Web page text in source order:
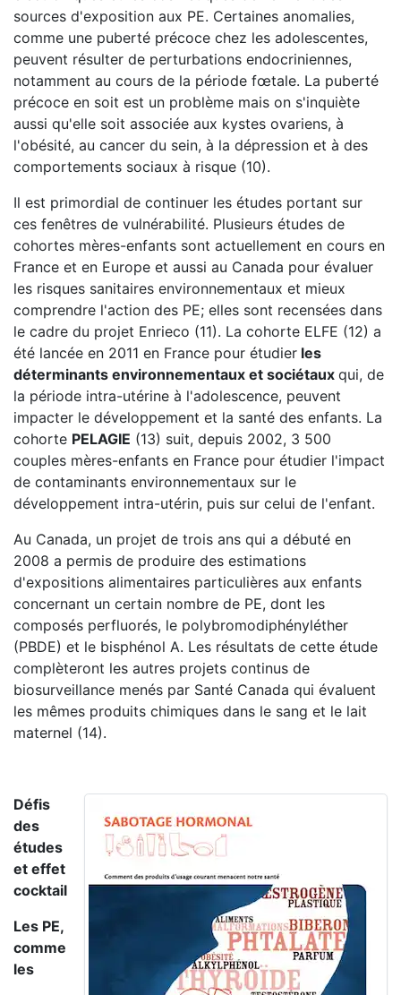
sources d'exposition aux PE. Certaines anomalies,
comme une puberté précoce chez les adolescentes,
peuvent résulter de perturbations endocriniennes,
notamment au cours de la période fœtale. La puberté
précoce en soit est un problème mais on s'inquiète
aussi qu'elle soit associée aux kystes ovariens, à
l'obésité, au cancer du sein, à la dépression et à des
comportements sociaux à risque (10).
Il est primordial de continuer les études portant sur
ces fenêtres de vulnérabilité. Plusieurs études de
cohortes mères-enfants sont actuellement en cours en
France et en Europe et aussi au Canada pour évaluer
les risques sanitaires environnementaux et mieux
comprendre l'action des PE; elles sont recensées dans
le cadre du projet Enrieco (11). La cohorte ELFE (12) a
été lancée en 2011 en France pour étudier les
déterminants environnementaux et sociétaux qui, de
la période intra-utérine à l'adolescence, peuvent
impacter le développement et la santé des enfants. La
cohorte PELAGIE (13) suit, depuis 2002, 3 500
couples mères-enfants en France pour étudier l'impact
de contaminants environnementaux sur le
développement intra-utérin, puis sur celui de l'enfant.
Au Canada, un projet de trois ans qui a débuté en
2008 a permis de produire des estimations
d'expositions alimentaires particulières aux enfants
concernant un certain nombre de PE, dont les
composés perfluorés, le polybromodiphényléther
(PBDE) et le bisphénol A. Les résultats de cette étude
complèteront les autres projets continus de
biosurveillance menés par Santé Canada qui évaluent
les mêmes produits chimiques dans le sang et le lait
maternel (14).
Défis
des
études
et effet
cocktail
Les PE,
comme
les